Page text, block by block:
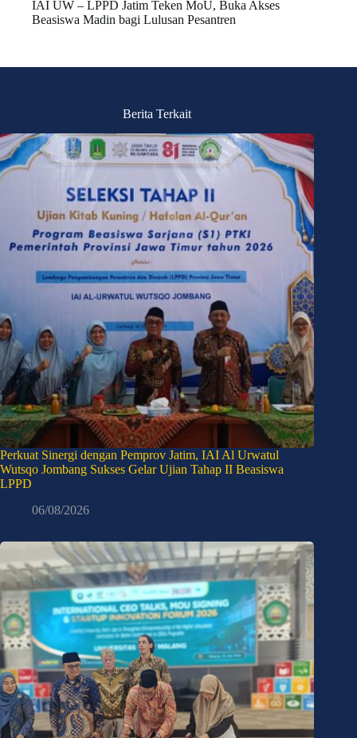
IAI UW – LPPD Jatim Teken MoU, Buka Akses
Beasiswa Madin bagi Lulusan Pesantren
Berita Terkait
Perkuat Sinergi dengan Pemprov Jatim, IAI Al Urwatul
Wutsqo Jombang Sukses Gelar Ujian Tahap II Beasiswa
LPPD
06/08/2026